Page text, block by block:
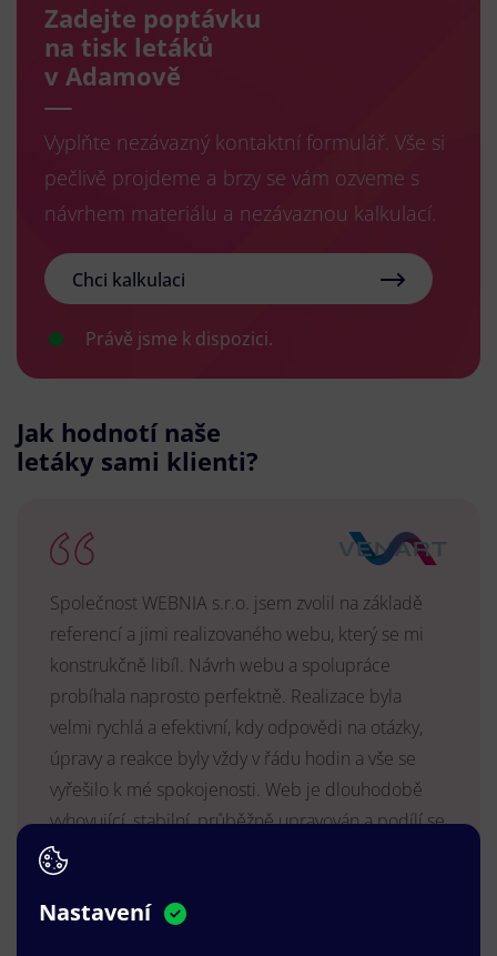
Zadejte poptávku
na tisk letáků
v Adamově
Vyplňte nezávazný kontaktní formulář. Vše si
pečlivě projdeme a brzy se vám ozveme s
návrhem materiálu a nezávaznou kalkulací.
Chci kalkulaci
Právě jsme k dispozici.
Jak hodnotí naše
letáky sami klienti?
Společnost WEBNIA s.r.o. jsem zvolil na základě
referencí a jimi realizovaného webu, který se mi
konstrukčně libíl. Návrh webu a spolupráce
probíhala naprosto perfektně. Realizace byla
velmi rychlá a efektivní, kdy odpovědi na otázky,
úpravy a reakce byly vždy v řádu hodin a vše se
vyřešilo k mé spokojenosti. Web je dlouhodobě
vyhovující, stabilní, průběžně upravován a podílí se
na pozitivním vnímání naší značky.
MUDr. Radek Vyšohlíd
VENART s.r.o.
Nastavení